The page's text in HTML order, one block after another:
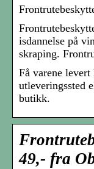
isdannelse på
skraping.
Få varene
utleveringssted
butikk.
49,- fra